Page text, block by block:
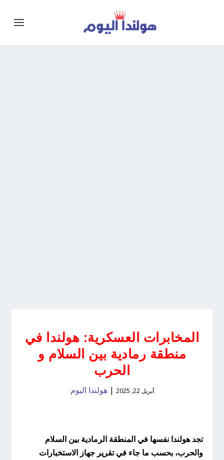
المخابرات العسكرية: هولندا في
منطقة رمادية بين السلام و
الحرب
أبريل 22, 2025 |هولندا اليوم
تجد هولندا نفسها في المنطقة الرمادية بين السلام
والحرب، بحسب ما جاء في تقرير جهاز الاستخبارات